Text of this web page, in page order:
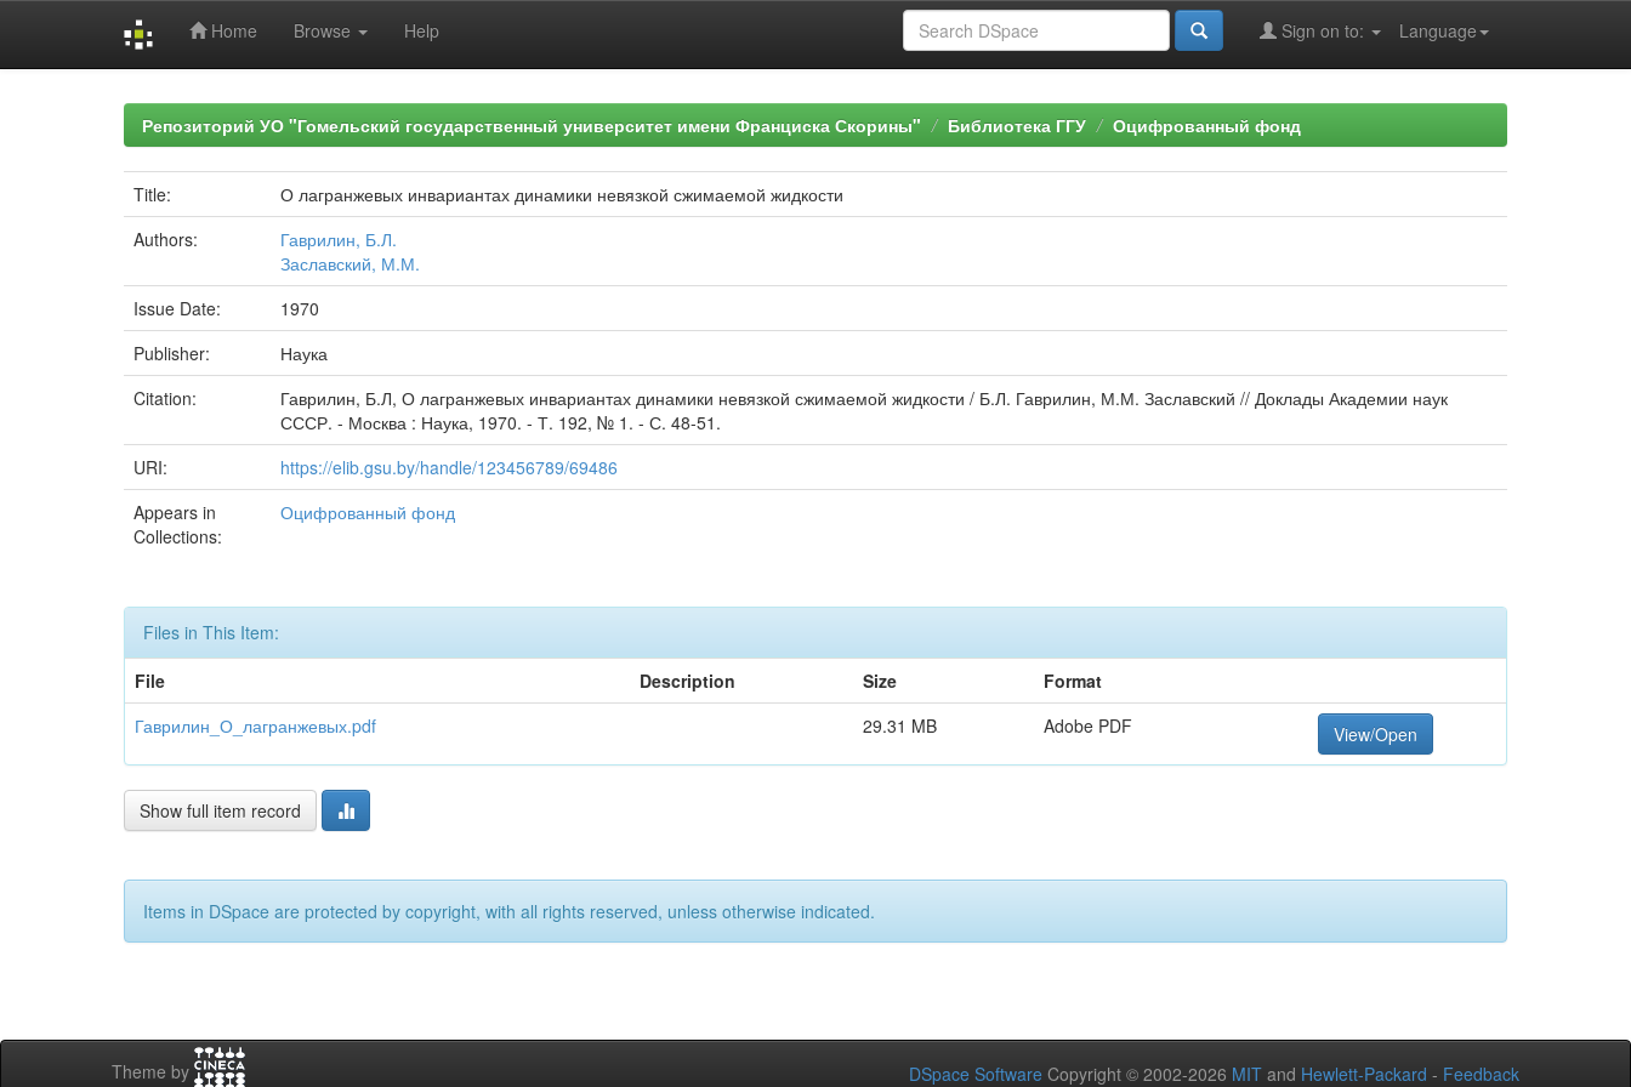
Home Browse Help Language
Sign on to:
Репозиторий УО "Гомельский государственный университет имени Франциска Скорины" Библиотека ГГУ Оцифрованный фонд
Title:
О лагранжевых инвариантах динамики невязкой сжимаемой жидкости
Authors:
Гаврилин, Б.Л.
Заславский, М.М.
Issue Date:
1970
Publisher:
Наука
Citation:
Гаврилин, Б.Л, О лагранжевых инвариантах динамики невязкой сжимаемой жидкости / Б.Л. Гаврилин, М.М. Заславский // Доклады Академии наук
СССР. - Москва : Наука, 1970. - Т. 192, № 1. - С. 48-51.
URI:
https://elib.gsu.by/handle/123456789/69486
Appears in
Collections:
Оцифрованный фонд
Files in This Item:
File
Description Size
Format
Гаврилин_О_лагранжевых.pdf
29.31 MB Adobe PDF View/Open
Show full item record
Items in DSpace are protected by copyright, with all rights reserved, unless otherwise indicated.
Theme by DSpace Software Copyright © 2002-2026 MIT and Hewlett-Packard - Feedback